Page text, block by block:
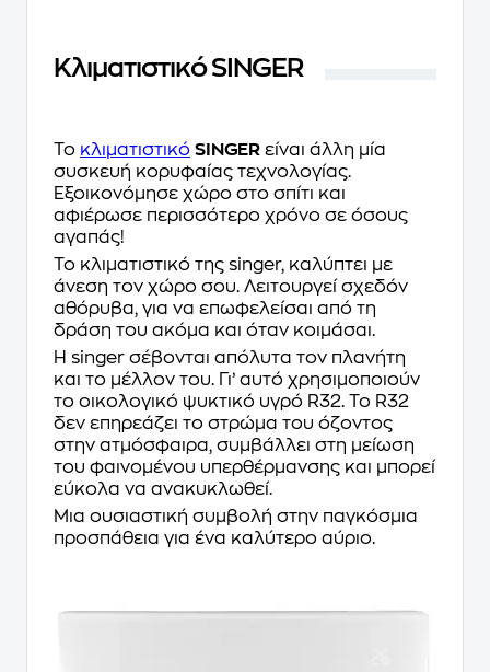
Κλιματιστικό SINGER
To κλιματιστικό SINGER είναι άλλη μία
συσκευή κορυφαίας τεχνολογίας.
Εξοικονόμησε χώρο στο σπίτι και
αφιέρωσε περισσότερο χρόνο σε όσους
αγαπάς!
Το κλιματιστικό της singer, καλύπτει με
άνεση τον χώρο σου. Λειτουργεί σχεδόν
αθόρυβα, για να επωφελείσαι από τη
δράση του ακόμα και όταν κοιμάσαι.
Η singer σέβονται απόλυτα τον πλανήτη
και το μέλλον του. Γι’ αυτό χρησιμοποιούν
το οικολογικό ψυκτικό υγρό R32. Το R32
δεν επηρεάζει το στρώμα του όζοντος
στην ατμόσφαιρα, συμβάλλει στη μείωση
του φαινομένου υπερθέρμανσης και μπορεί
εύκολα να ανακυκλωθεί.
Μια ουσιαστική συμβολή στην παγκόσμια
προσπάθεια για ένα καλύτερο αύριο.